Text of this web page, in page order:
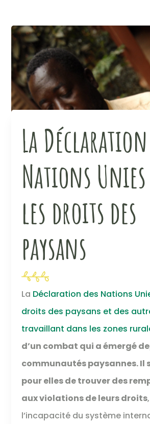
La
Nations
les droits des
paysans
La Déclaration des Nations
droits des paysans et des
travaillant dans les zones
d’un combat qui a émergé
communautés paysannes. Il
pour elles de trouver des
aux violations de leurs droits
l’incapacité du système